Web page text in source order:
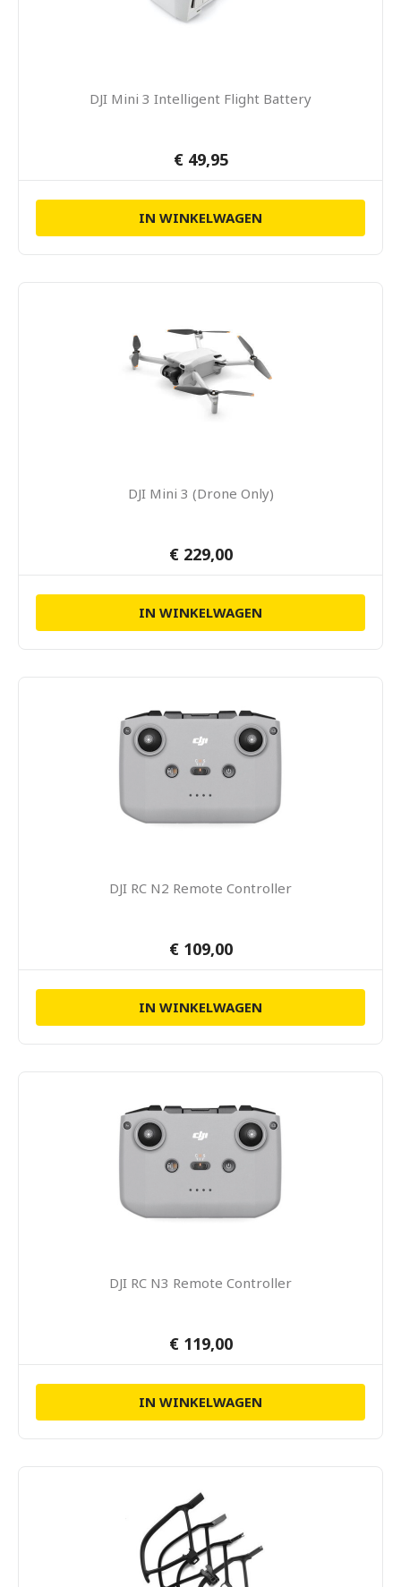
DJI Mini 3 Intelligent Flight Battery
€ 49,95
IN WINKELWAGEN
DJI Mini 3 (Drone Only)
€ 229,00
IN WINKELWAGEN
DJI RC N2 Remote Controller
€ 109,00
IN WINKELWAGEN
DJI RC N3 Remote Controller
€ 119,00
IN WINKELWAGEN